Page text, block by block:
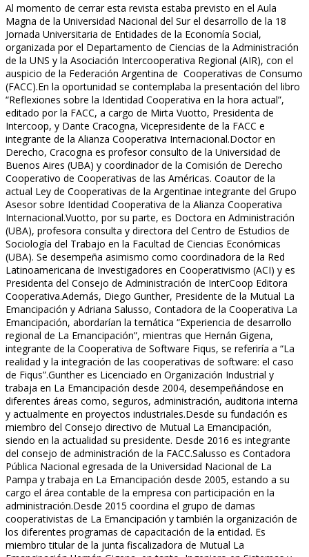
Al momento de cerrar esta revista estaba previsto en el Aula
Magna de la Universidad Nacional del Sur el desarrollo de la 18
Jornada Universitaria de Entidades de la Economía Social,
organizada por el Departamento de Ciencias de la Administración
de la UNS y la Asociación Intercooperativa Regional (AIR), con el
auspicio de la Federación Argentina de Cooperativas de Consumo
(FACC).En la oportunidad se contemplaba la presentación del libro
“Reflexiones sobre la Identidad Cooperativa en la hora actual”,
editado por la FACC, a cargo de Mirta Vuotto, Presidenta de
Intercoop, y Dante Cracogna, Vicepresidente de la FACC e
integrante de la Alianza Cooperativa Internacional.Doctor en
Derecho, Cracogna es profesor consulto de la Universidad de
Buenos Aires (UBA) y coordinador de la Comisión de Derecho
Cooperativo de Cooperativas de las Américas. Coautor de la
actual Ley de Cooperativas de la Argentinae integrante del Grupo
Asesor sobre Identidad Cooperativa de la Alianza Cooperativa
Internacional.Vuotto, por su parte, es Doctora en Administración
(UBA), profesora consulta y directora del Centro de Estudios de
Sociología del Trabajo en la Facultad de Ciencias Económicas
(UBA). Se desempeña asimismo como coordinadora de la Red
Latinoamericana de Investigadores en Cooperativismo (ACI) y es
Presidenta del Consejo de Administración de InterCoop Editora
Cooperativa.Además, Diego Gunther, Presidente de la Mutual La
Emancipación y Adriana Salusso, Contadora de la Cooperativa La
Emancipación, abordarían la temática “Experiencia de desarrollo
regional de La Emancipación”, mientras que Hernán Gigena,
integrante de la Cooperativa de Software Fiqus, se referiría a “La
realidad y la integración de las cooperativas de software: el caso
de Fiqus”.Gunther es Licenciado en Organización Industrial y
trabaja en La Emancipación desde 2004, desempeñándose en
diferentes áreas como, seguros, administración, auditoria interna
y actualmente en proyectos industriales.Desde su fundación es
miembro del Consejo directivo de Mutual La Emancipación,
siendo en la actualidad su presidente. Desde 2016 es integrante
del consejo de administración de la FACC.Salusso es Contadora
Pública Nacional egresada de la Universidad Nacional de La
Pampa y trabaja en La Emancipación desde 2005, estando a su
cargo el área contable de la empresa con participación en la
administración.Desde 2015 coordina el grupo de damas
cooperativistas de La Emancipación y también la organización de
los diferentes programas de capacitación de la entidad. Es
miembro titular de la junta fiscalizadora de Mutual La